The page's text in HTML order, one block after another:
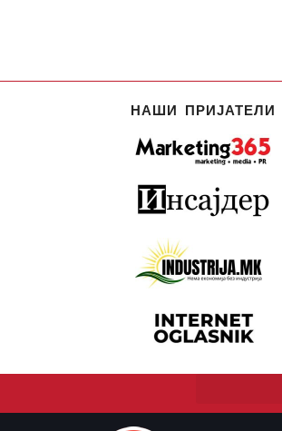
НАШИ ПРИЈАТЕЛИ